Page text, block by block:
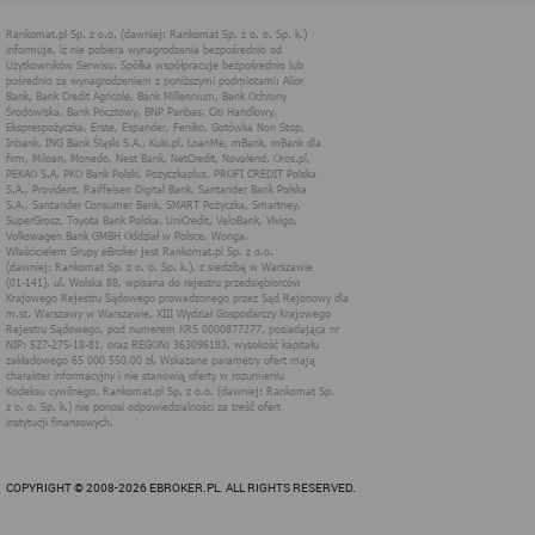
COPYRIGHT © 2008-2026 EBROKER.PL. ALL RIGHTS RESERVED.
przez Sąd Rejonowy dla m.st. Warszawy w Warszawie, XIII
Wydział Gospodarczy Krajowego Rejestru Sądowego, pod
numerem KRS 0000877277, posiadająca nr NIP: 527-275-18-81,
oraz REGON: 363096183, zwana dalej "Rankomat" wykorzystuje
na swoich stronach internetowych technologię "cookies".
Zasady wykorzystania informacji dostarczonych przez
użytkownika w ramach technologii cookies w trakcie korzystania
ze stron internetowych i Rankomat określa niniejszy dokument.
Każdy użytkownik serwisów Rankomat proszony jest o
zapoznanie się z niniejszym dokumentem i zawartymi w nim
informacjami.
Rankomat używa na stronach internetowych swoich serwisów
technologii cookies (tj. plików tekstowych, tzw. ciasteczek) i
innych podobnych technologii do zapisywania informacji o
sposobie korzystania przez użytkownika z tych stron
internetowych.
Każdy użytkownik ma prawo wyboru w zakresie udostępniania
informacji, które go dotyczą.
1. Pliki "cookies"
komputera oraz unikalnego identyfikatora urządzenia zapisanego w